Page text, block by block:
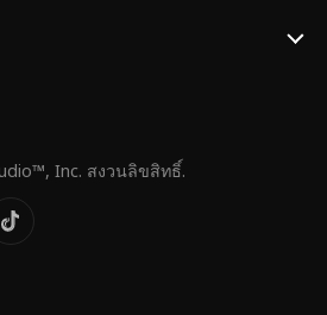
Inc. สงวนลิขสิทธิ์.